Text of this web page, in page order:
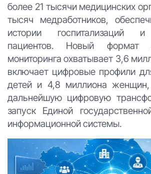
более 21 тысячи медицинских
тысяч медработников,
истории госпитализаций и
пациентов. Новый формат
мониторинга охватывает 3,6
включает цифровые профили
детей и 4,8 миллиона
дальнейшую цифровую
запуск Единой
информационной системы.